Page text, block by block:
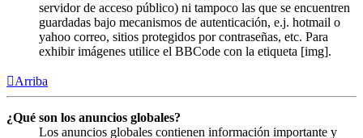
servidor de acceso público) ni tampoco las que se encuentren
guardadas bajo mecanismos de autenticación, e.j. hotmail o
yahoo correo, sitios protegidos por contraseñas, etc. Para
exhibir imágenes utilice el BBCode con la etiqueta [img].
Arriba
¿Qué son los anuncios globales?
Los anuncios globales contienen información importante y